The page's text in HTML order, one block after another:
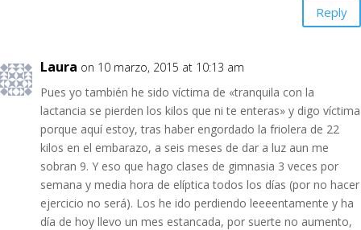
Reply
Laura on 10 marzo, 2015 at 10:13 am
Pues yo también he sido víctima de «tranquila con la
lactancia se pierden los kilos que ni te enteras» y digo víctima
porque aquí estoy, tras haber engordado la friolera de 22
kilos en el embarazo, a seis meses de dar a luz aun me
sobran 9. Y eso que hago clases de gimnasia 3 veces por
semana y media hora de elíptica todos los días (por no hacer
ejercicio no será). Los he ido perdiendo leeeentamente y ha
día de hoy llevo un mes estancada, por suerte no aumento,